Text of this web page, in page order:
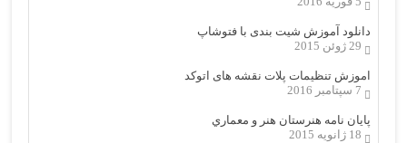
دانلود آموزش شیت بندی با فتوشاپ
29 ژوئن 2015
اموزش تنظیمات پلات نقشه های اتوکد
7 سپتامبر 2016
پایان نامه هنرستان هنر و معماري
18 ژانویه 2015